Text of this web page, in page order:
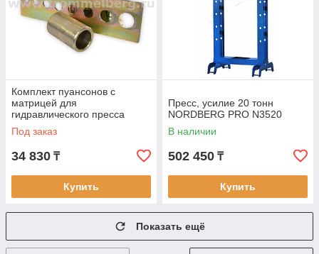
Комплект пуансонов с
матрицей для
гидравлического пресса
SD20500F-3
Под заказ
34 830 ₸
Купить
Пресс, усилие 20 тонн
NORDBERG PRO N3520
В наличии
502 450 ₸
Купить
Показать ещё